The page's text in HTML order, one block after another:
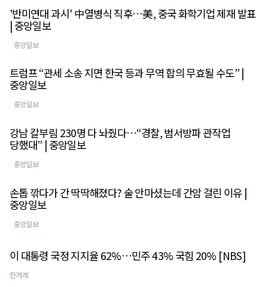
'반미연대 과시' 中열병식 직후…美, 중국 화학기업 제재 발표
| 중앙일보
중앙일보
트럼프 “관세 소송 지면 한국 등과 무역 합의 무효될 수도” |
중앙일보
중앙일보
강남 칼부림 230명 다 놔줬다…“경찰, 범서방파 관작업
당했대” | 중앙일보
중앙일보
손톱 깎다가 간 딱딱해졌다? 술 안마셨는데 간암 걸린 이유 |
중앙일보
중앙일보
이 대통령 국정 지지율 62%…민주 43% 국힘 20% [NBS]
한겨례